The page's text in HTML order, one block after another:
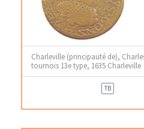
Charleville (principauté de),
tournois 13e type, 1635 Charleville
TB